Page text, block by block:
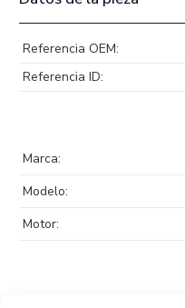
Referencia OEM:
Referencia ID:
Marca:
Modelo:
Motor: